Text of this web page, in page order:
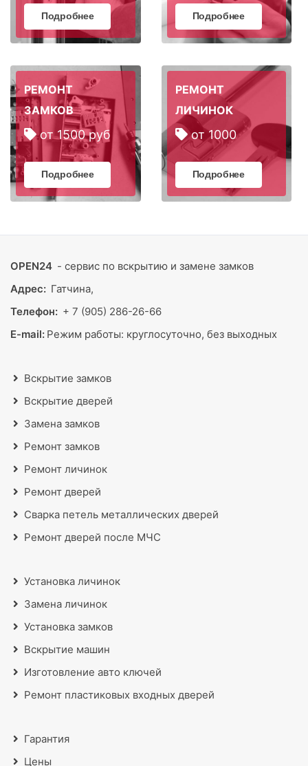
Подробнее Подробнее
РЕМОНТ
ЗАМКОВ
от 1500 руб
Подробнее
РЕМОНТ
ЛИЧИНОК
от 1000
Подробнее
OPEN24 - сервис по вскрытию и замене замков
Адрес: Гатчина,
Телефон: + 7 (905) 286-26-66
E-mail: Режим работы: круглосуточно, без выходных
Вскрытие замков
Вскрытие дверей
Замена замков
Ремонт замков
Ремонт личинок
Ремонт дверей
Сварка петель металлических дверей
Ремонт дверей после МЧС
Установка личинок
Замена личинок
Установка замков
Вскрытие машин
Изготовление авто ключей
Ремонт пластиковых входных дверей
Гарантия
Цены